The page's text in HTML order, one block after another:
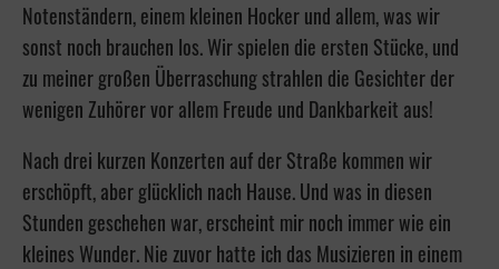
Notenständern, einem kleinen Hocker und allem, was wir
sonst noch brauchen los. Wir spielen die ersten Stücke, und
zu meiner großen Überraschung strahlen die Gesichter der
wenigen Zuhörer vor allem Freude und Dankbarkeit aus!
Nach drei kurzen Konzerten auf der Straße kommen wir
erschöpft, aber glücklich nach Hause. Und was in diesen
Stunden geschehen war, erscheint mir noch immer wie ein
kleines Wunder. Nie zuvor hatte ich das Musizieren in einem